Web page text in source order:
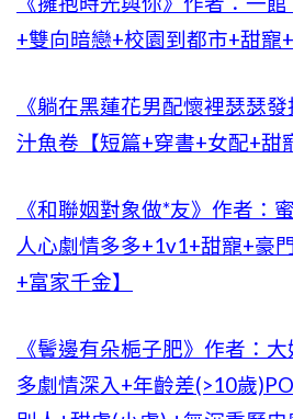
+雙向暗戀+校園到都市+甜寵+
《躺在黑蓮花男配懷裡瑟瑟
汁魚卷【短篇+穿書+女配+甜
《和聯姻對象做*友》作者：
人心劇情多多+1v1+甜寵+豪
+富家千金】
《鬢邊有朵梔子肥》作者：
多劇情深入+年齡差(>10歲